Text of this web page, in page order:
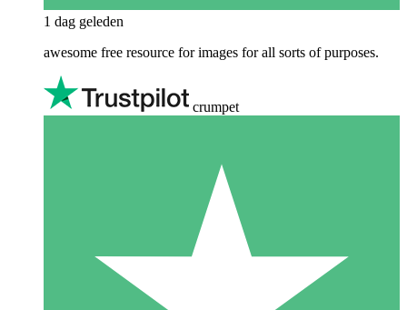
1 dag geleden
awesome free resource for images for all sorts of purposes.
crumpet